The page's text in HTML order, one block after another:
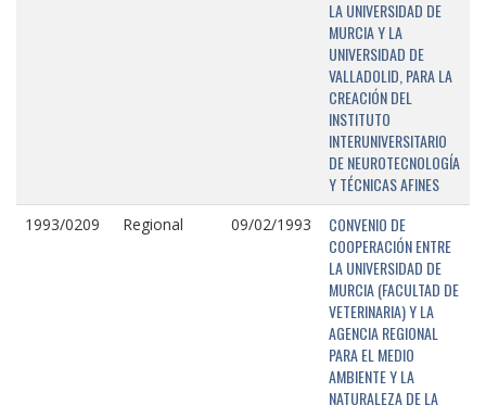
LA UNIVERSIDAD DE
MURCIA Y LA
UNIVERSIDAD DE
VALLADOLID, PARA LA
CREACIÓN DEL
INSTITUTO
INTERUNIVERSITARIO
DE NEUROTECNOLOGÍA
Y TÉCNICAS AFINES
1993/0209 Regional 09/02/1993
CONVENIO DE
COOPERACIÓN ENTRE
LA UNIVERSIDAD DE
MURCIA (FACULTAD DE
VETERINARIA) Y LA
AGENCIA REGIONAL
PARA EL MEDIO
AMBIENTE Y LA
NATURALEZA DE LA